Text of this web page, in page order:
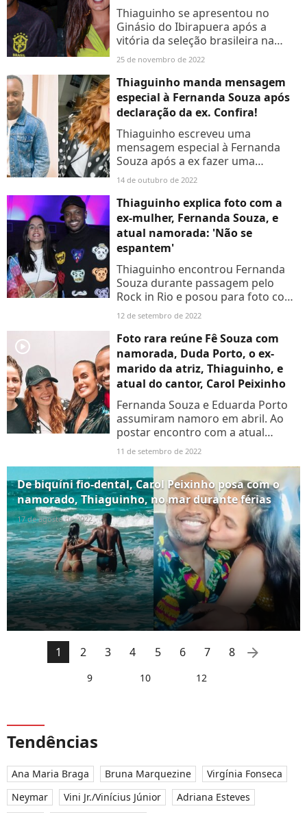
Thiaguinho se apresentou no
Ginásio do Ibirapuera após a
vitória da seleção brasileira na
estreia da Copa do Catar.
25 de novembro de 2022
Thiaguinho manda mensagem
especial à Fernanda Souza após
declaração da ex. Confira!
Thiaguinho escreveu uma
mensagem especial à Fernanda
Souza após a ex fazer uma
declaração pública a ele. Confira:
14 de outubro de 2022
Thiaguinho explica foto com a
ex-mulher, Fernanda Souza, e
atual namorada: 'Não se
espantem'
Thiaguinho encontrou Fernanda
Souza durante passagem pelo
Rock in Rio e posou para foto com
apresentadora. Aos detalhes!
12 de setembro de 2022
player2
Foto rara reúne Fê Souza com
namorada, Duda Porto, o ex-
marido da atriz, Thiaguinho, e
atual do cantor, Carol Peixinho
Fernanda Souza e Eduarda Porto
assumiram namoro em abril. Ao
postar encontro com a atual
namorada, Carol Peixinho, e a ex-
'Eu acredito no amor. Amo...
11 de setembro de 2022
De biquíni fio-dental, Carol Peixinho posa com o
namorado, Thiaguinho, no mar durante férias
17 de agosto de 2022
1 2 3 4 5 6 7 8
9 10 12
arrow_right
Tendências
Ana Maria Braga Bruna Marquezine
Virgínia Fonseca
Neymar
Vini Jr./Vinícius Júnior
Adriana Esteves